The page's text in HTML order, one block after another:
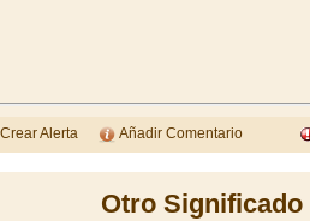
Crear Alerta Añadir Comentario
Otro Significado